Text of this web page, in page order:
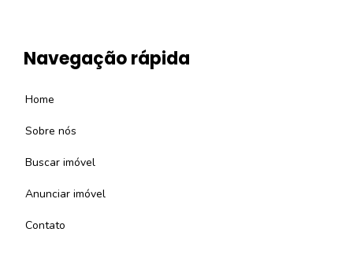
Navegação rápida
Home
Sobre nós
Buscar imóvel
Anunciar imóvel
Contato